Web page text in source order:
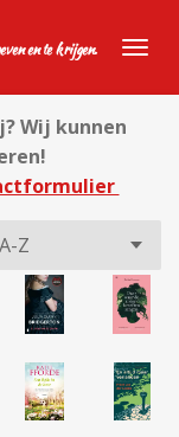
en te krijgen.
Wij kunnen